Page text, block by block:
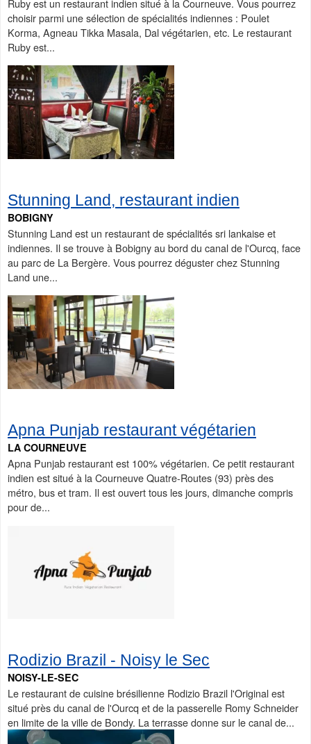
choisir parmi une sélection de spécialités indiennes : Poulet
Korma, Agneau Tikka Masala, Dal végétarien, etc. Le restaurant
Ruby est...
Stunning Land, restaurant indien
BOBIGNY
Stunning Land est un restaurant de spécialités sri lankaise et
indiennes. Il se trouve à Bobigny au bord du canal de l'Ourcq, face
au parc de La Bergère. Vous pourrez déguster chez Stunning
Land une...
Apna Punjab restaurant végétarien
LA COURNEUVE
Apna Punjab restaurant est 100% végétarien. Ce petit restaurant
indien est situé à la Courneuve Quatre-Routes (93) près des
métro, bus et tram. Il est ouvert tous les jours, dimanche compris
pour de...
Rodizio Brazil - Noisy le Sec
NOISY-LE-SEC
Le restaurant de cuisine brésilienne Rodizio Brazil l'Original est
situé près du canal de l'Ourcq et de la passerelle Romy Schneider
en limite de la ville de Bondy. La terrasse donne sur le canal de...